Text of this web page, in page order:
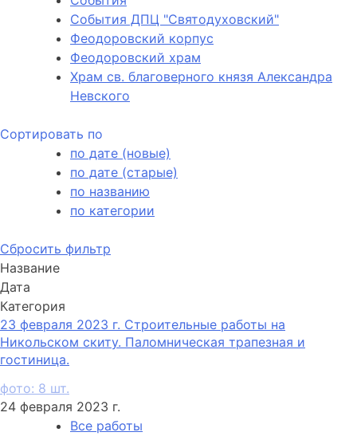
События ДПЦ "Святодуховский"
Феодоровский корпус
Феодоровский храм
Храм св. благоверного князя Александра
Невского
Сортировать по
по дате (новые)
по дате (старые)
по названию
по категории
Сбросить фильтр
Название
Дата
Категория
23 февраля 2023 г. Строительные работы на
Никольском скиту. Паломническая трапезная и
гостиница.
фото: 8 шт.
24 февраля 2023 г.
Все работы